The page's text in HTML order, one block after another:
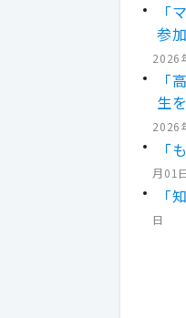
「
参
2026
「
生
2026
「
月01日
「
日